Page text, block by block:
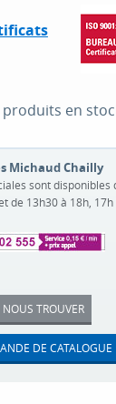
produits en
Michaud Chailly
sont disponibles
de 13h30 à 18h, 17h
NOUS TROUVER
DE CATALOGUE